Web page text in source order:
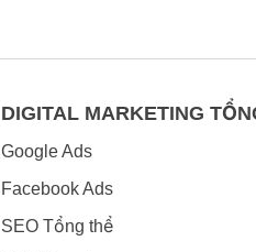
DIGITAL MARKETING
Google Ads
Facebook Ads
SEO Tổng thể